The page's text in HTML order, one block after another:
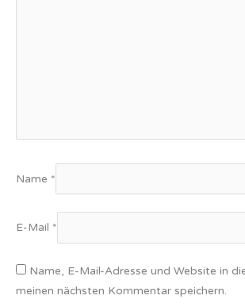
Name *
E-Mail *
Name, E-Mail-Adresse und Website in
meinen nächsten Kommentar speichern.